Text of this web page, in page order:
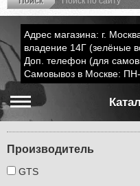
Адрес магазина: г.
владение 14Г (зелёные
Доп. телефон (для
Самовывоз в Москве:
Производитель
GTS